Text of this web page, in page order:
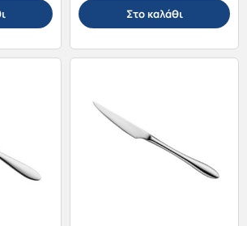
Στο καλάθι